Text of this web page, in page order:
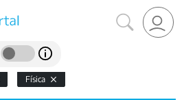
Física